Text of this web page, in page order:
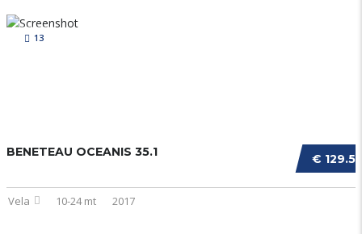
13
€
BENETEAU OCEANIS 35.1
Vela 10-24 mt 2017